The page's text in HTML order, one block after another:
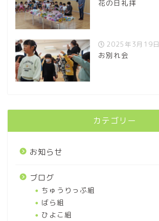
花の日礼拝
2025年3月19日
お別れ会
カテゴリー
お知らせ
ブログ
ちゅうりっぷ組
ばら組
ひよこ組